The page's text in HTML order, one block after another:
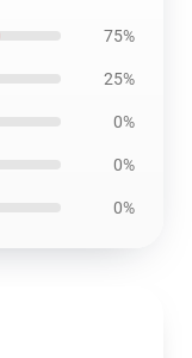
75%
25%
0%
0%
0%